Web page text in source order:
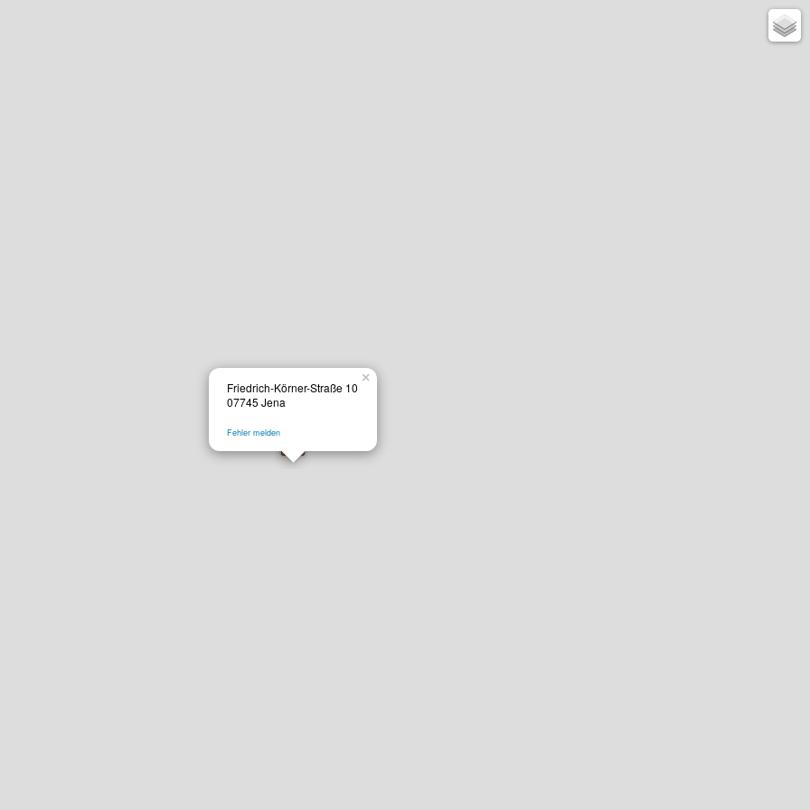
×
Friedrich-Körner-Straße 10
07745 Jena
Fehler melden